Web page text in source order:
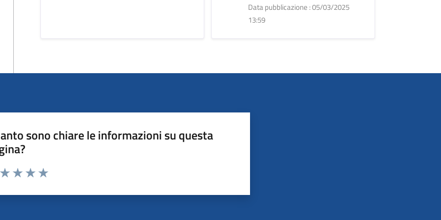
Data pubblicazione : 05/03/2025
13:59
sono chiare le informazioni su questa
da 1 a 5 stelle la pagina